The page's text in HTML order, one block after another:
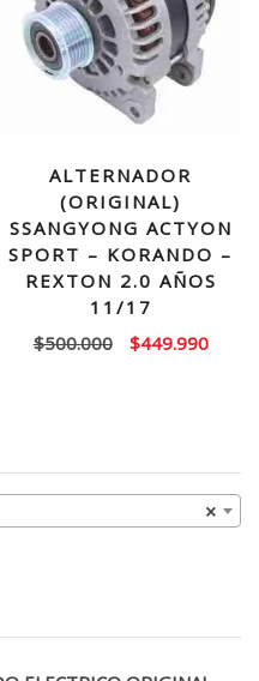
ALTERNADOR
(ORIGINAL)
SSANGYONG ACTYON
SPORT – KORANDO –
REXTON 2.0 AÑOS
11/17
$500.000
El
$449.990El
×